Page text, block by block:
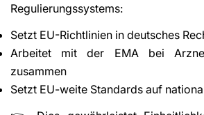
Regulierungssystems:
Setzt EU-Richtlinien in deutsches
Arbeitet mit der EMA bei
zusammen
Setzt EU-weite Standards auf